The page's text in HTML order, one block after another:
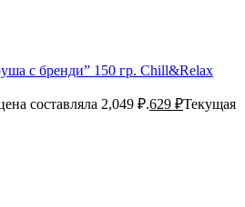
с бренди” 150 гр. Chill&Relax
составляла 2,049 ₽.629 ₽Текущая